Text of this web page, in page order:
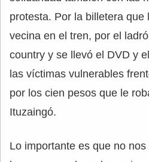
protesta. Por la billetera que
vecina en el tren, por el
country y se llevó el DVD y
las víctimas vulnerables
por los cien pesos que le
Ituzaingó.
Lo importante es que no